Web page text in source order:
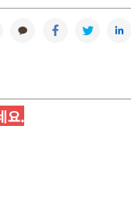
링크복사 카카오톡 페이스북 트위터
요.